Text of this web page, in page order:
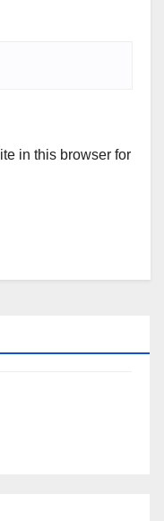
in this browser for